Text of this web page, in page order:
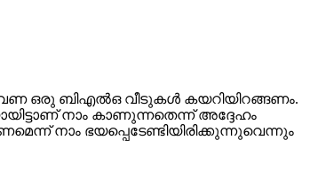
ഒരു ബിഎല്‍ഒ വീടുകള്‍ കയറിയിറങ്ങണം.
നാം ഭയപ്പെടേണ്ടിയിരിക്കുന്നുവെന്നും